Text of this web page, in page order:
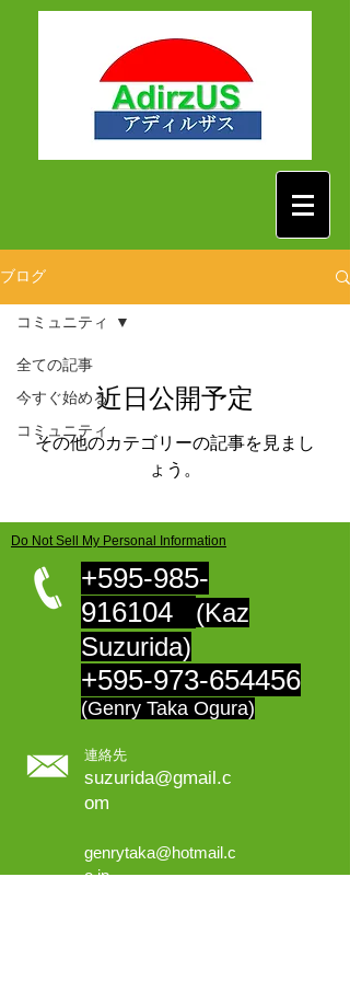
ブログ
全ての記事
今すぐ始める
コミュニティ
コミュニティ
近日公開予定
その他のカテゴリーの記事を見まし
ょう。
+595-985-
916104
(Kaz
Suzurida)
+595-973-654456
(Genry Taka Ogura)
連絡先
suzurida@gmail.c
om
genrytaka@hotmail.c
o.jp
Do Not Sell My Personal Information